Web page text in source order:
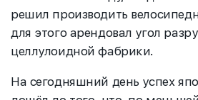
решил производить
для этого арендовал угол
целлулоидной фабрики.
На сегодняшний день успех